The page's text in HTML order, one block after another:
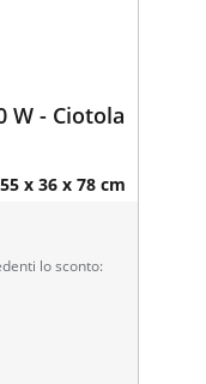
W - Ciotola
55 x 36 x 78 cm
lo sconto: